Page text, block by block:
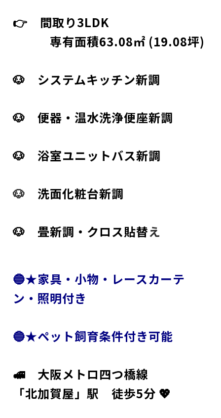
👉 間取り3LDK
専有面積63.08㎡ (19.08坪)
🐶 システムキッチン新調
🐶 便器・温水洗浄便座新調
🐶 浴室ユニットバス新調
🐶 洗面化粧台新調
🐶 畳新調・クロス貼替え
🔵★家具・小物・レースカーテ
ン・照明付き
🔵★ペット飼育条件付き可能
🚅 大阪メトロ四つ橋線
「北加賀屋」駅 徒歩5分 💖